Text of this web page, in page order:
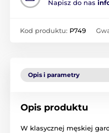
Napisz do nas
Kod produktu: P749
Opis i parametry
Opis produktu
W klasycznej męskiej